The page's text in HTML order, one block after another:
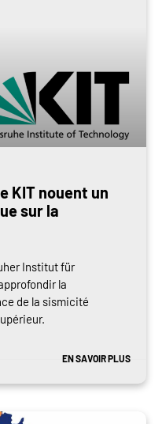
KIT nouent un
sur la
Institut für
la
de la sismicité
EN SAVOIR PLUS